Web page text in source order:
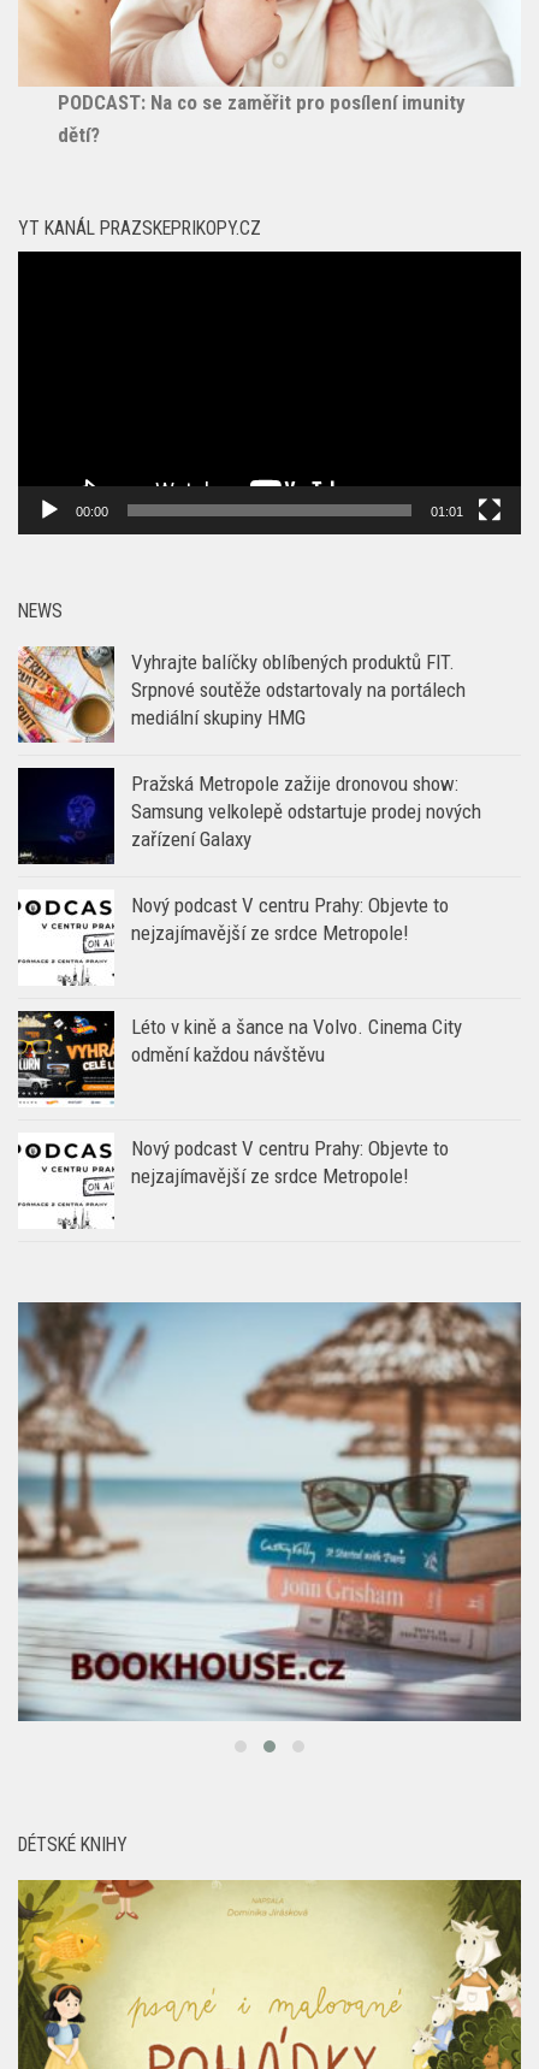
PODCAST: Na co se zaměřit pro posílení imunity
dětí?
YT KANÁL PRAZSKEPRIKOPY.CZ
00:00 01:01
NEWS
Vyhrajte balíčky oblíbených produktů FIT.
Srpnové soutěže odstartovaly na portálech
mediální skupiny HMG
Pražská Metropole zažije dronovou show:
Samsung velkolepě odstartuje prodej nových
zařízení Galaxy
Nový podcast V centru Prahy: Objevte to
nejzajímavější ze srdce Metropole!
Léto v kině a šance na Volvo. Cinema City
odmění každou návštěvu
Nový podcast V centru Prahy: Objevte to
nejzajímavější ze srdce Metropole!
DÉTSKÉ KNIHY